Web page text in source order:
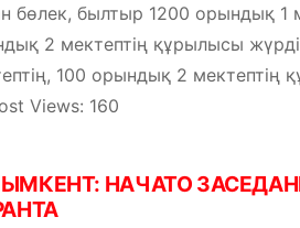
бөлек, былтыр 1200 орындық
2 мектептің құрылысы
100 орындық 2 мектептің
Views: 160
НАЧАТО